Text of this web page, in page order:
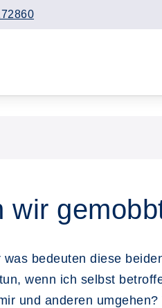
wir
bedeuten diese
wenn ich selbst
und anderen